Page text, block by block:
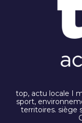
top, actu locale I
sport,
territoires. siège